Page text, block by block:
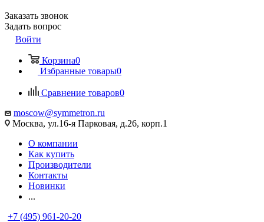
Заказать звонок
Задать вопрос
Войти
Корзина0
Избранные товары0
Сравнение товаров0
moscow@symmetron.ru
Москва, ул.16-я Парковая, д.26, корп.1
О компании
Как купить
Производители
Контакты
Новинки
...
+7 (495) 961-20-20